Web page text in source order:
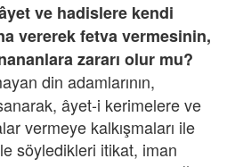
ve hadislere kendi
vererek fetva vermesinin,
zararı olur mu?
din adamlarının,
âyet-i kerimelere ve
vermeye kalkışmaları ile
söyledikleri itikat, iman